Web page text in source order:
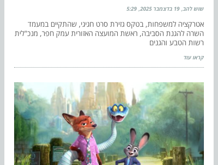
שוש להב 19 בדצמבר 2025 5:29
אטרקציה למשפחות, בטקס גזירת סרט חגיגי, שהתקיים במעמד
השרה להגנת הסביבה, ראשת המועצה האזורית עמק חפר, מנכ"לית
רשות הטבע והגנים
קראו עוד